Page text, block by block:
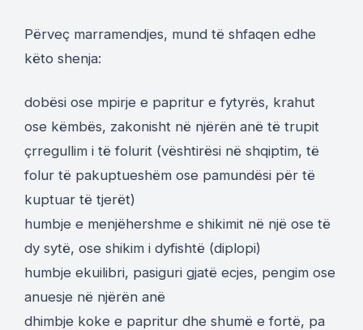
Përveç marramendjes, mund të shfaqen edhe
këto shenja:
dobësi ose mpirje e papritur e fytyrës, krahut
ose këmbës, zakonisht në njërën anë të trupit
çrregullim i të folurit (vështirësi në shqiptim, të
folur të pakuptueshëm ose pamundësi për të
kuptuar të tjerët)
humbje e menjëhershme e shikimit në një ose të
dy sytë, ose shikim i dyfishtë (diplopi)
humbje ekuilibri, pasiguri gjatë ecjes, pengim ose
anuesje në njërën anë
dhimbje koke e papritur dhe shumë e fortë, pa